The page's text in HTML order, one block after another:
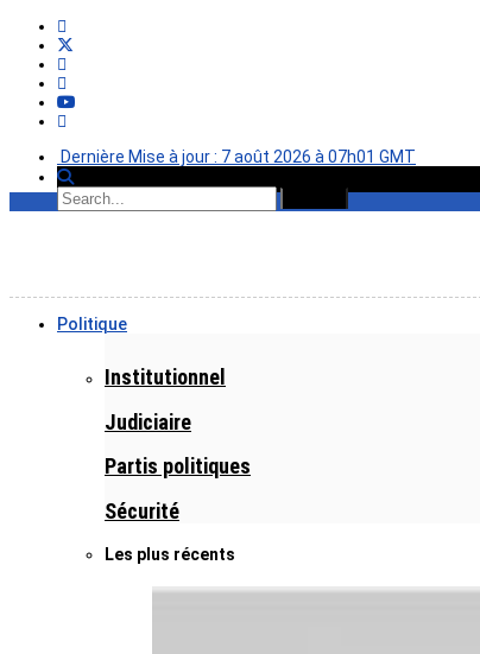
Dernière Mise à jour : 7 août 2026 à 07h01 GMT
Politique
Institutionnel
Judiciaire
Partis politiques
Sécurité
Les plus récents